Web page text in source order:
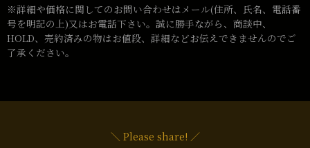
※詳細や価格に関してのお問い合わせはメール(住所、氏名、電話番
号を明記の上)又はお電話下さい。誠に勝手ながら、商談中、
HOLD、売約済みの物はお値段、詳細などお伝えできませんのでご
了承ください。
＼ Please share! ／